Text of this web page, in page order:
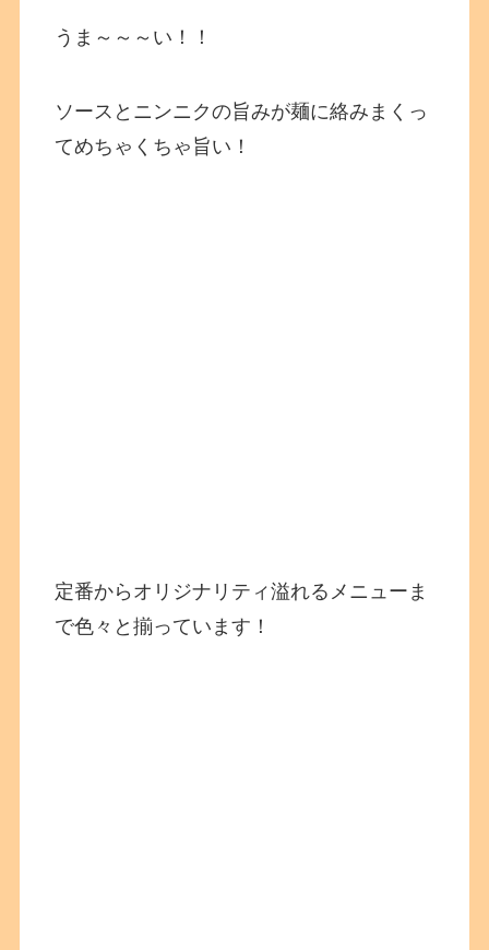
うま～～～い！！
ソースとニンニクの旨みが麺に絡みまくっ
てめちゃくちゃ旨い！
定番からオリジナリティ溢れるメニューま
で色々と揃っています！